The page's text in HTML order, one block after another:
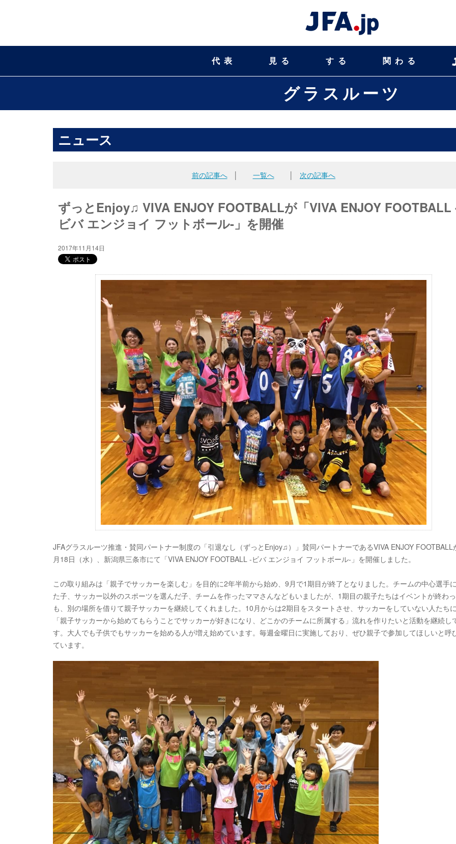
代表 見る する 関わる
グラスルーツ
ニュース
前の記事へ│ 一覧へ 次の記事へ
ずっとEnjoy♫ VIVA ENJOY FOOTBALLが「VIVA ENJOY FOOTBALL
ビバ エンジョイ フットボール-」を開催
2017年11月14日
JFAグラスルーツ推進・賛同パートナー制度の「引退なし（ずっとEnjoy♫）」賛同パートナーであるVIVA ENJOY FOOTBALL
月18日（水）、新潟県三条市にて「VIVA ENJOY FOOTBALL -ビバ エンジョイ フットボール-」を開催しました。
この取り組みは「親子でサッカーを楽しむ」を目的に2年半前から始め、9月で1期目が終了となりました。チームの中心選手
た子、サッカー以外のスポーツを選んだ子、チームを作ったママさんなどもいましたが、1期目の親子たちはイベントが終わ
も、別の場所を借りて親子サッカーを継続してくれました。10月からは2期目をスタートさせ、サッカーをしていない人たち
「親子サッカーから始めてもらうことでサッカーが好きになり、 どこかのチームに所属する」流れを作りたいと活動を継続し
す。大人でも子供でもサッカーを始める人が増え始めています。毎週金曜日に実施しており、ぜひ親子で参加してほしいと呼
ています。